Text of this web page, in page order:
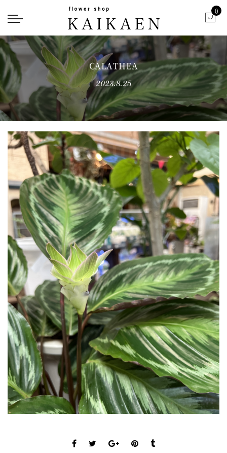
0
CALATHEA
2023.8.25